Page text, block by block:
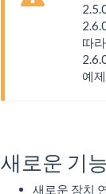
따
예
새로운 기능
새로운 장치